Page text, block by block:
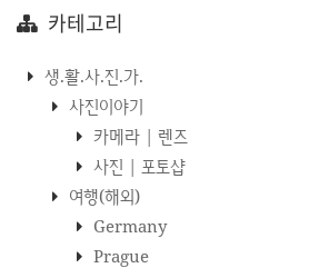
카테고리
생.활.사.진.가.
사진이야기
카메라 | 렌즈
사진 | 포토샵
여행(해외)
Germany
Prague